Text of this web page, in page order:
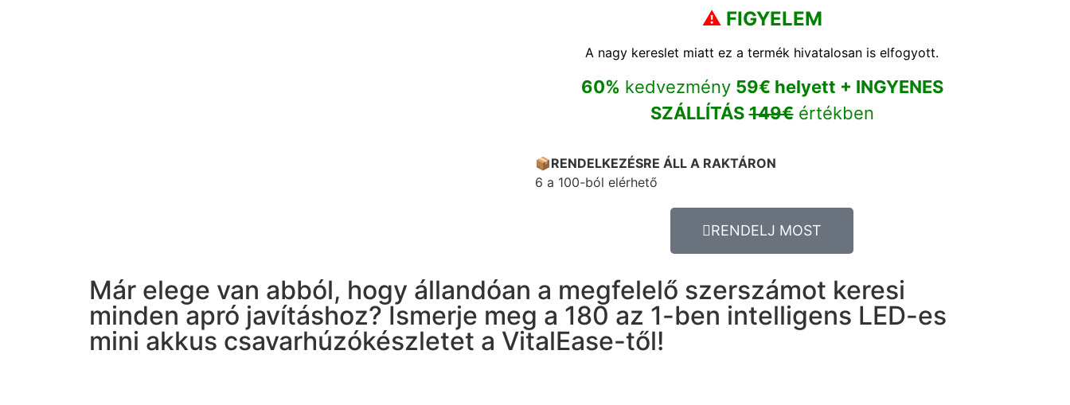
⚠️ FIGYELEM
A nagy kereslet miatt ez a termék hivatalosan is elfogyott.
60% kedvezmény 59€ helyett + INGYENES
SZÁLLÍTÁS 149€értékben
📦RENDELKEZÉSRE ÁLL A RAKTÁRON
6 a 100-ból elérhető
RENDELJ MOST
Már elege van abból, hogy állandóan a megfelelő szerszámot keresi
minden apró javításhoz? Ismerje meg a 180 az 1-ben intelligens LED-es
mini akkus csavarhúzókészletet a VitalEase-től!